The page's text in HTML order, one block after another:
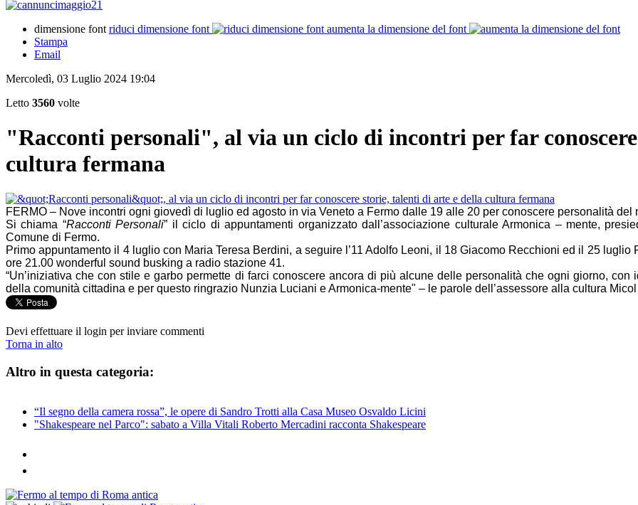
dimensione font riduci dimensione font
aumenta la dimensione del font
Stampa
Email
Mercoledì, 03 Luglio 2024 19:04
Letto 3560 volte
"Racconti personali", al via un ciclo di incontri per far
cultura fermana
FERMO – Nove incontri ogni giovedì di luglio ed agosto in via Veneto a Fermo dalle 19 alle 20 per conoscere personalità
Si chiama “Racconti Personali” il ciclo di appuntamenti organizzato dall’associazione culturale Armonica – mente,
Comune di Fermo.
Primo appuntamento il 4 luglio con Maria Teresa Berdini, a seguire l’11 Adolfo Leoni, il 18 Giacomo Recchioni ed il 25
ore 21.00 wonderful sound busking a radio stazione 41.
“Un’iniziativa che con stile e garbo permette di farci conoscere ancora di più alcune delle personalità che ogni giorno,
della comunità cittadina e per questo ringrazio Nunzia Luciani e Armonica-mente" – le parole dell’assessore alla cultura
Devi effettuare il login per inviare commenti
Torna in alto
Altro in questa categoria:
“Il segno della camera rossa”, le opere di Sandro Trotti alla Casa Museo Osvaldo Licini
"Shakespeare nel Parco": sabato a Villa Vitali Roberto Mercadini racconta Shakespeare